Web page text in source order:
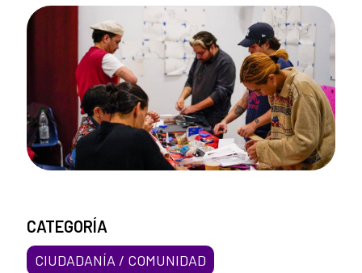
CATEGORÍA
CIUDADANÍA / COMUNIDAD